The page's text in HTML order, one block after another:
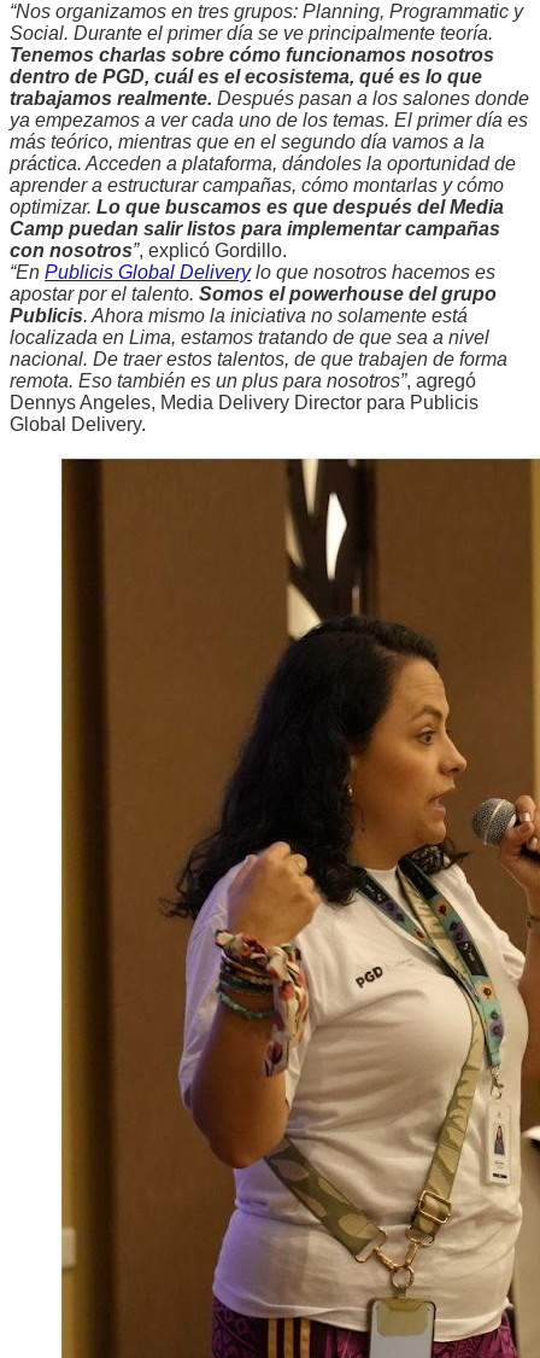
“Nos organizamos en tres grupos: Planning, Programmatic y
Social. Durante el primer día se ve principalmente teoría.
Tenemos charlas sobre cómo funcionamos nosotros
dentro de PGD, cuál es el ecosistema, qué es lo que
trabajamos realmente. Después pasan a los salones donde
ya empezamos a ver cada uno de los temas. El primer día es
más teórico, mientras que en el segundo día vamos a la
práctica. Acceden a plataforma, dándoles la oportunidad de
aprender a estructurar campañas, cómo montarlas y cómo
optimizar. Lo que buscamos es que después del Media
Camp puedan salir listos para implementar campañas
con nosotros”, explicó Gordillo.
“En Publicis Global Deliverylo que nosotros hacemos es
apostar por el talento. Somos el powerhouse del grupo
Publicis. Ahora mismo la iniciativa no solamente está
localizada en Lima, estamos tratando de que sea a nivel
nacional. De traer estos talentos, de que trabajen de forma
remota. Eso también es un plus para nosotros”, agregó
Dennys Angeles, Media Delivery Director para Publicis
Global Delivery.